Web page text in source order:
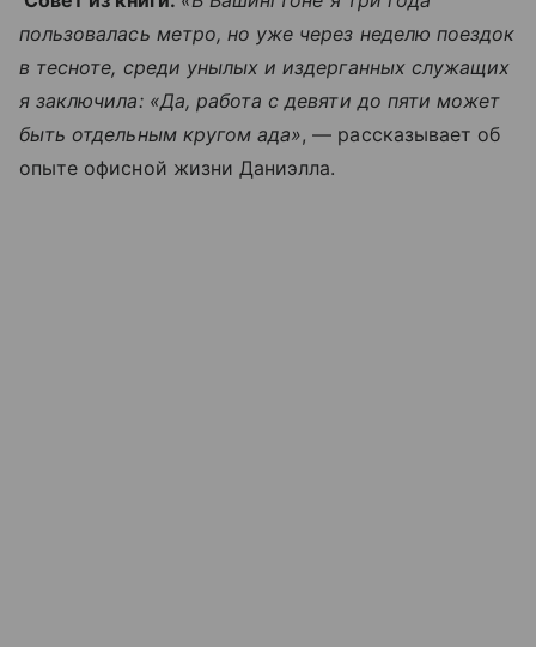
пользовалась метро, но уже через неделю поездок
в тесноте, среди унылых и издерганных служащих
я заключила: «Да, работа с девяти до пяти может
быть отдельным кругом ада», — рассказывает об
опыте офисной жизни Даниэлла.